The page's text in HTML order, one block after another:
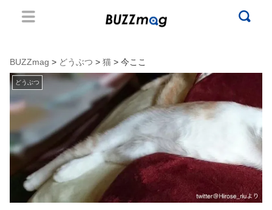
BUZZmag > どうぶつ > 猫 > 今ここ
どうぶつ